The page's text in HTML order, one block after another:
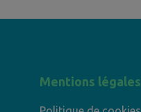
Mentions légales